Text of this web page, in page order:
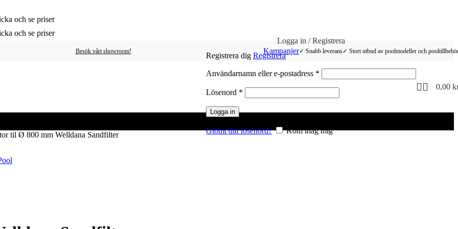
och se priser
och se priser
Besök vårt showroom! Kampanjer✓ Snabb leverans✓ Stort utbud av poolmodeller och
Logga in / Registrera
Registrera dig Registrera
Användarnamn eller e-postadress *
Lösenord *
Logga in
Glömt ditt lösenord? Kom ihåg mig
0,00
til Ø 800 mm Welldana Sandfilter